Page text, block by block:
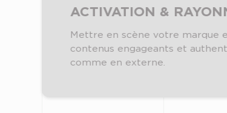
ACTIVATION &
Mettre en scène votre marque
contenus engageants et
comme en externe.